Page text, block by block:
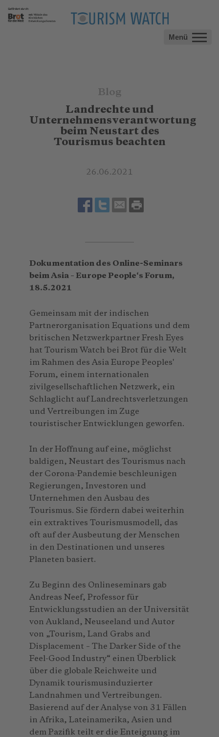
Menü
Blog
Landrechte und
Unternehmensverantwortung
beim Neustart des
Tourismus beachten
26.06.2021
Dokumentation des Online-Seminars
beim Asia – Europe People‘s Forum,
18.5.2021
Gemeinsam mit der indischen
Partnerorganisation Equations und dem
britischen Netzwerkpartner Fresh Eyes
hat Tourism Watch bei Brot für die Welt
im Rahmen des Asia Europe Peoples'
Forum, einem internationalen
zivilgesellschaftlichen Netzwerk, ein
Schlaglicht auf Landrechtsverletzungen
und Vertreibungen im Zuge
touristischer Entwicklungen geworfen.
In der Hoffnung auf eine, möglichst
baldigen, Neustart des Tourismus nach
der Corona-Pandemie beschleunigen
Regierungen, Investoren und
Unternehmen den Ausbau des
Tourismus. Sie fördern dabei weiterhin
ein extraktives Tourismusmodell, das
oft auf der Ausbeutung der Menschen
in den Destinationen und unseres
Planeten basiert.
Zu Beginn des Onlineseminars gab
Andreas Neef, Professor für
Entwicklungsstudien an der Universität
von Aukland, Neuseeland und Autor
von „Tourism, Land Grabs and
Displacement – The Darker Side of the
Feel-Good Industry“ einen Überblick
über die globale Reichweite und
Dynamik tourismusinduzierter
Landnahmen und Vertreibungen.
Basierend auf der Analyse von 31 Fällen
in Afrika, Lateinamerika, Asien und
dem Pazifik teilt er die Enteignung im